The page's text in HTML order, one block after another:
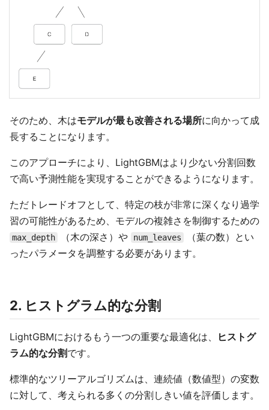
そのため、木はモデルが最も改善される場所に向かって成
長することになります。
このアプローチにより、LightGBMはより少ない分割回数
で高い予測性能を実現することができるようになります。
ただトレードオフとして、特定の枝が非常に深くなり過学
習の可能性があるため、モデルの複雑さを制御するための
max_depth （木の深さ）や num_leaves
（葉の数）とい
ったパラメータを調整する必要があります。
2. ヒストグラム的な分割
LightGBMにおけるもう一つの重要な最適化は、
ヒストグ
ラム的な分割です。
標準的なツリーアルゴリズムは、連続値（数値型）の変数
に対して、考えられる多くの分割しきい値を評価します。